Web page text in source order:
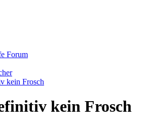
Forum
kein Frosch
kein Frosch